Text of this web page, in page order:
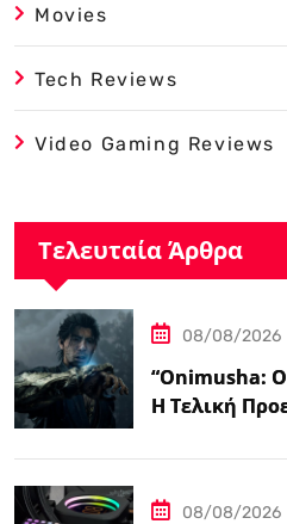
Movies
Tech Reviews
Video Gaming Reviews
Τελευταία Άρθρα
08/08/2026
“Onimusha:
Η Τελική
08/08/2026